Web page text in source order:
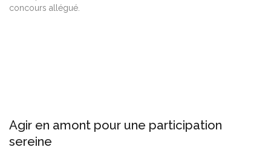
concours allégué.
Agir en amont pour une participation
sereine